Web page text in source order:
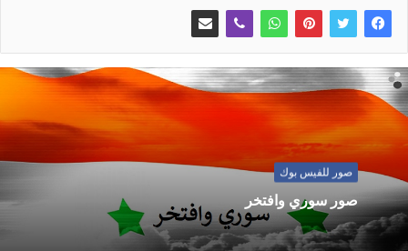
صور للفيس بوك
صور سوري وافتخر